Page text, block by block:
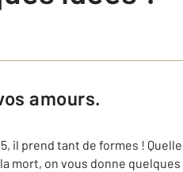
amours.
il prend tant de formes ! Quelle
mort, on vous donne quelques